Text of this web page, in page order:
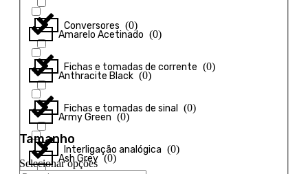
Conversores (0)
Fichas e tomadas de corrente (0)
Fichas e tomadas de sinal (0)
Interligação analógica (0)
Amarelo Acetinado (0)
Anthracite Black (0)
Army Green (0)
Ash Grey (0)
Tamanho
Selecionar opções